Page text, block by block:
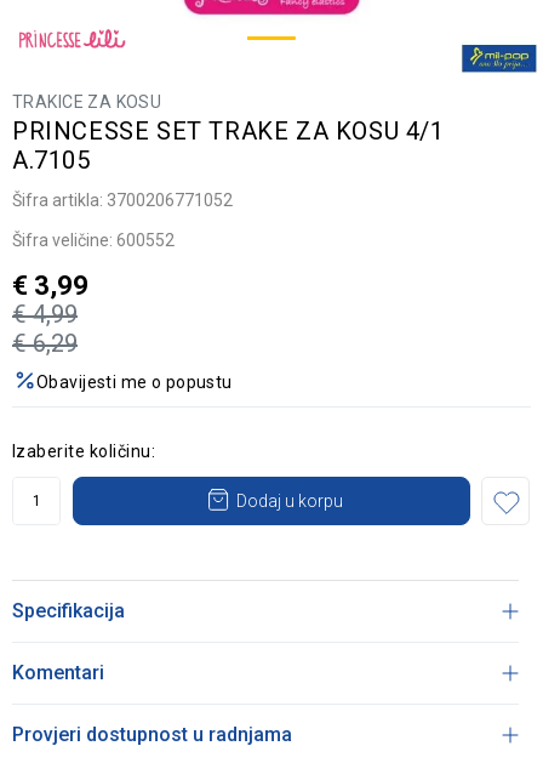
TRAKICE ZA KOSU
PRINCESSE SET TRAKE ZA KOSU 4/1
A.7105
Šifra artikla: 3700206771052
Šifra veličine: 600552
€ 6,29
€ 4,99
€ 3,99
Obavijesti me o popustu
Izaberite količinu:
Dodaj u korpu
Specifikacija
Komentari
Provjeri dostupnost u radnjama